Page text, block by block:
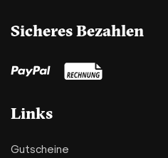
Sicheres Bezahlen
Links
Gutscheine